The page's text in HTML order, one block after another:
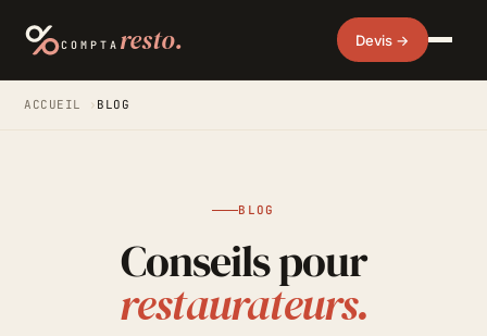
COMPTA resto. Devis →
ACCUEIL › BLOG
BLOG
Conseils pour
restaurateurs.